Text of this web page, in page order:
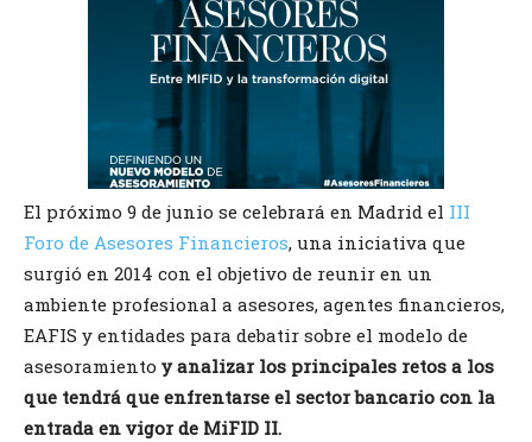
El próximo 9 de junio se celebrará en Madrid el III
Foro de Asesores Financieros, una iniciativa que
surgió en 2014 con el objetivo de reunir en un
ambiente profesional a asesores, agentes financieros,
EAFIS y entidades para debatir sobre el modelo de
asesoramiento y analizar los principales retos a los
que tendrá que enfrentarse el sector bancario con la
entrada en vigor de MiFID II.